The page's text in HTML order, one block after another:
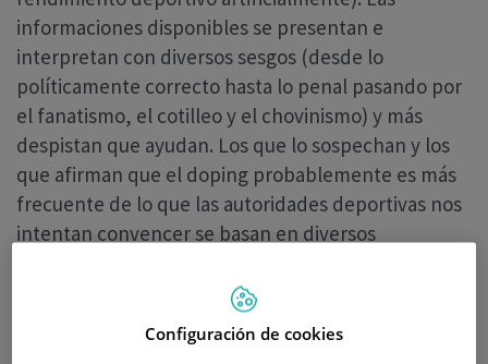
informaciones disponibles se presentan e
interpretan con diversos sesgos (desde lo
políticamente correcto hasta lo penal pasando por
el fanatismo, el cotilleo y el chovinismo) y más
despistan que ayudan. Los que lo sospechan y los
que afirman que el doping probablemente es más
frecuente de lo que las autoridades deportivas nos
intentan convencer se basan en diversos
El primero es la propia índole del “deporte”
profesional. En el deporte por afición el aspecto
Configuración de cookies